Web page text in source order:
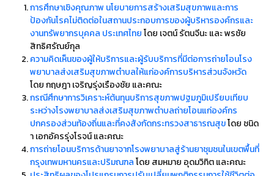
การศึกษาเชิงคุณภาพ นโยบายการสร้างเสริมสุขภาพและการ
ป้องกันโรคไม่ติดต่อในสถานประกอบการของผู้บริหารองค์กรและ
งานทรัพยากรบุคคล ประเทศไทยโดย เจตน์ รัตนจีนะ และ พรชัย
สิทธิศรัณย์กุล
ความคิดเห็นของผู้ให้บริการและผู้รับบริการที่มีต่อการถ่ายโอนโรง
พยาบาลส่งเสริมสุขภาพตำบลให้แก่องค์การบริหารส่วนจังหวัด
โดย กฤษฎา เจริญรุ่งเรืองชัย และคณะ
กรณีศึกษาการวิเคราะห์ต้นทุนบริการสุขภาพปฐมภูมิเปรียบเทียบ
ระหว่างโรงพยาบาลส่งเสริมสุขภาพตำบลถ่ายโอนแก่องค์กร
ปกครองส่วนท้องถิ่นและที่คงสังกัดกระทรวงสาธารณสุขโดย ชนิด
า เอกอัครรุ่งโรจน์ และคณะ
การถ่ายโอนบริการด้านยาจากโรงพยาบาลสู่ร้านยาชุมชนในเขตพื้นที่
กรุงเทพมหานครและปริมณฑลโดย สมหมาย อุดมวิทิต และคณะ